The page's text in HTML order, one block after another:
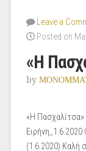
Leave a
Posted on
«Η
by
«Η
(1.6.2020) Καλή